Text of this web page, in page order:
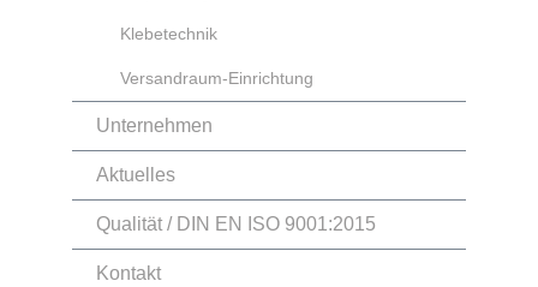
Klebetechnik
Versandraum-Einrichtung
Unternehmen
Aktuelles
Qualität / DIN EN ISO 9001:2015
Kontakt